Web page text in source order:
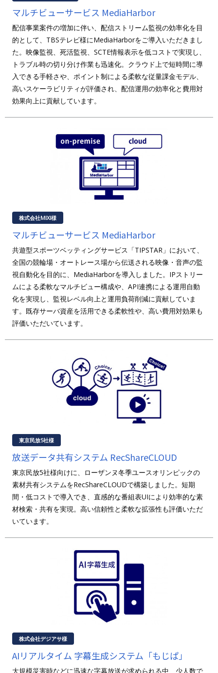
マルチビューサービス MediaHarbor
配信事業案件の増加に伴い、配信ストリーム監視の効率化を目
的として、TBSテレビ様にMediaHarborをご導入いただきまし
た。映像監視、死活監視、SCTE情報表示を低コストで実現し、
トラブル時の切り分け作業も迅速化。クラウド上で短時間に導
入できる手軽さや、ポイント制による柔軟な従量課金モデル、
高いスケーラビリティが評価され、配信運用の効率化と費用対
効果向上に貢献しています。
株式会社MIXI様
マルチビューサービス MediaHarbor
共遊型スポーツベッティングサービス「TIPSTAR」において、
全国の競輪場・オートレース場から伝送される映像・音声の監
視自動化を目的に、MediaHarborを導入しました。IPストリー
ムによる柔軟なマルチビュー構成や、API連携による運用自動
化を実現し、監視レベル向上と運用負荷削減に貢献していま
す。既存サーバ資産を活用できる柔軟性や、高い費用対効果も
評価いただいています。
東京民放5社様
放送データ共有システム RecShareCLOUD
東京民放5社様向けに、ローザンヌ冬季ユースオリンピックの
素材共有システムをRecShareCLOUDで構築しました。短期
間・低コストで導入でき、直感的な番組表UIにより効率的な素
材検索・共有を実現。高い信頼性と柔軟な拡張性も評価いただ
いています。
株式会社デジアサ様
AIリアルタイム 字幕生成システム「もじぱ」
大規模災害時などに迅速な字幕放送が求められる中、少人数で